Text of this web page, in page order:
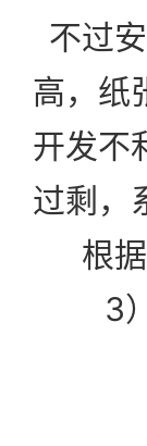
不过
高， 纸
开发不
过剩，
根
3）